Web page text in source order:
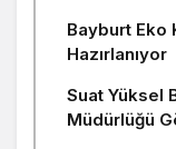
Bayburt Eko
Hazırlanıyor
Suat Yüksel
Müdürlüğü